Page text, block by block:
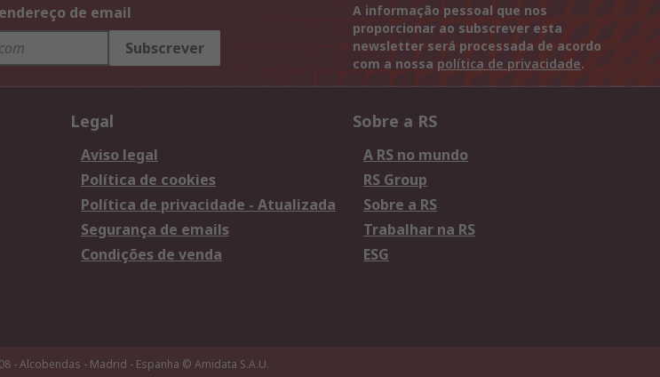
de email
Subscrever
A informação pessoal que nos
proporcionar ao subscrever esta
newsletter será processada de acordo
com a nossa política de privacidade.
Legal
Aviso legal
Política de cookies
Política de privacidade - Atualizada
Segurança de emails
Condições de venda
Sobre a RS
A RS no mundo
RS Group
Sobre a RS
Trabalhar na RS
ESG
- Alcobendas - Madrid - Espanha © Amidata S.A.U.